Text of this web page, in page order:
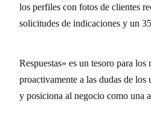
los perfiles con fotos de clientes
solicitudes de indicaciones y un
Respuestas» es un tesoro para
proactivamente a las dudas de los
y posiciona al negocio como una